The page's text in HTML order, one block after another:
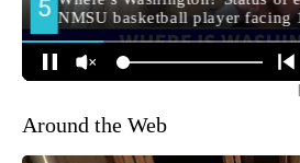
Around the Web